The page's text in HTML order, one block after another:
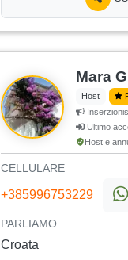
Mara
Host
Ultimo
Host e
CELLULARE
+385996753229
PARLIAMO
Croata